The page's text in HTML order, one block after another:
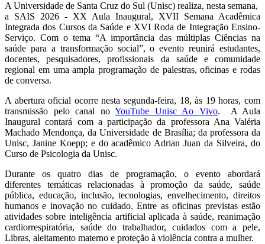
A Universidade de Santa Cruz do Sul (Unisc) realiza, nesta semana,
a SAIS 2026 - XX Aula Inaugural, XVII Semana Acadêmica
Integrada dos Cursos da Saúde e XVI Roda de Integração Ensino-
Serviço. Com o tema “A importância das múltiplas Ciências na
saúde para a transformação social”, o evento reunirá estudantes,
docentes, pesquisadores, profissionais da saúde e comunidade
regional em uma ampla programação de palestras, oficinas e rodas
de conversa.
A abertura oficial ocorre nesta segunda-feira, 18, às 19 horas, com
transmissão pelo canal no YouTube Unisc Ao Vivo. A Aula
Inaugural contará com a participação da professora Ana Valéria
Machado Mendonça, da Universidade de Brasília; da professora da
Unisc, Janine Koepp; e do acadêmico Adrian Juan da Silveira, do
Curso de Psicologia da Unisc.
Durante os quatro dias de programação, o evento abordará
diferentes temáticas relacionadas à promoção da saúde, saúde
pública, educação, inclusão, tecnologias, envelhecimento, direitos
humanos e inovação no cuidado. Entre as oficinas previstas estão
atividades sobre inteligência artificial aplicada à saúde, reanimação
cardiorrespiratória, saúde do trabalhador, cuidados com a pele,
Libras, aleitamento materno e proteção à violência contra a mulher.